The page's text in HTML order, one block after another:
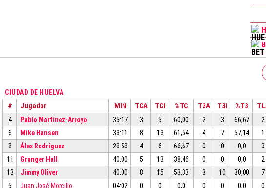
CIUDAD DE HUELVA
# Jugador MIN TCA TCI %TC T3A T3I %T3
4 Pablo Martínez-Arroyo 35:17 3 5 60,00 2 3 66,67 2
6
Mike Hansen 33:11 8 13 61,54 4 7 57,14 1
8
Álex Rodríguez 28:58 4 6 66,67 0 0 0,0 3
11
Granger Hall 40:00 5 13 38,46 0 0 0,0 2
13
Jimmy Oliver 40:00 8 15 53,33 3 10 30,00 7
5
Juan José Morcillo 04:02 0 0 0,0 0 0 0,0 0